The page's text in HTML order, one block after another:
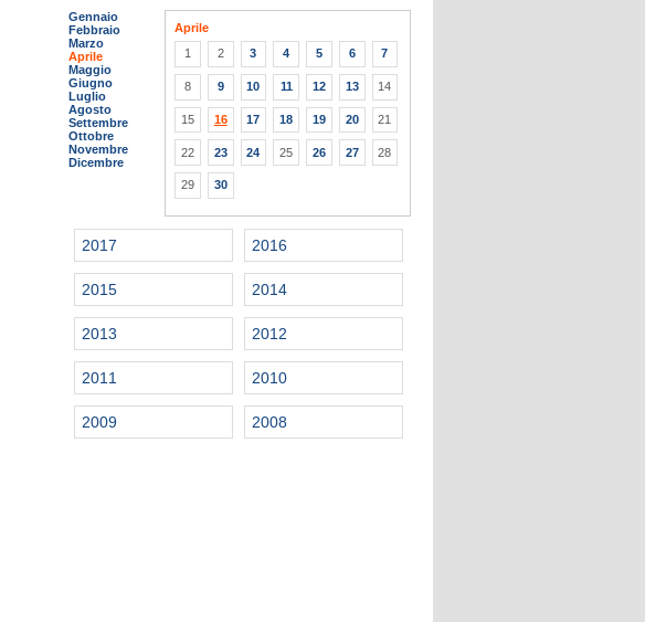
Gennaio
Febbraio
Marzo
Aprile
Maggio
Giugno
Luglio
Agosto
Settembre
Ottobre
Novembre
Dicembre
Aprile
1
2 3 4 5 6 7
8 9 10 11 12 13 14
15 16 17 18 19 20 21
22 23 24 25 26 27 28
29 30
2017 2016
2015 2014
2013 2012
2011 2010
2009 2008